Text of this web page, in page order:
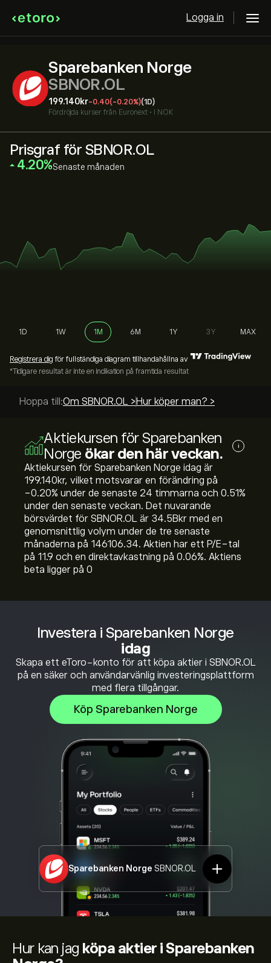
Logga in
Sparebanken Norge
SBNOR.OL
199.140‎kr‎-0.40(-0.20%)(1D)
Fördröjda kurser från Euronext • I NOK
Investera i Sparebanken Norge
idag
Skapa ett eToro-konto för att köpa aktier i SBNOR.OL
på en säker och användarvänlig investeringsplattform
med flera tillgångar.
Köp Sparebanken Norge
Sparebanken Norge SBNOR.OL
Prisgraf för SBNOR.OL
‎4.20‎ Senaste månaden
1D 1W 1M 6M 1Y 3Y MAX
Registrera dig för fullständiga diagram tillhandahållna av
*Tidigare resultat är inte en indikation på framtida resultat
Hoppa till:Om SBNOR.OL > Hur köper man? >
Aktiekursen för Sparebanken
Norge ökar den här veckan. i
Aktiekursen för Sparebanken Norge idag är
199.140‎kr‎, vilket motsvarar en förändring på
‎-0.20‎% under de senaste 24 timmarna och ‎0.51‎%
under den senaste veckan. Det nuvarande
börsvärdet för SBNOR.OL är 34.5B‎kr‎ med en
genomsnittlig volym under de tre senaste
månaderna på 146106.34. Aktien har ett P/E-tal
på 11.9 och en direktavkastning på 0.06%. Aktiens
beta ligger på 0
Hur kan jag köpa aktier i Sparebanken